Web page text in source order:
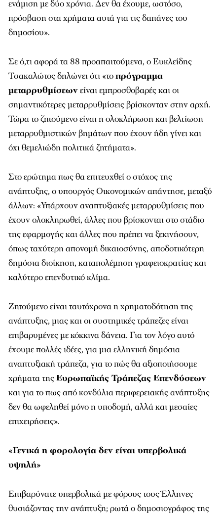
ενάμιση με δύο χρόνια. Δεν θα έχουμε, ωστόσο,
πρόσβαση στα χρήματα αυτά για τις δαπάνες του
δημοσίου».
Σε ό,τι αφορά τα 88 προαπαιτούμενα, ο Ευκλείδης
Τσακαλώτος δηλώνει ότι «τοπρόγραμμα
μεταρρυθμίσεωνείναι εμπροσθοβαρές και οι
σημαντικότερες μεταρρυθμίσεις βρίσκονταν στην αρχή.
Τώρα το ζητούμενο είναι η ολοκλήρωση και βελτίωση
μεταρρυθμιστικών βημάτων που έχουν ήδη γίνει και
όχι θεμελιώδη πολιτικά ζητήματα».
Στο ερώτημα πως θα επιτευχθεί ο στόχος της
ανάπτυξης, ο υπουργός Οικονομικών απάντησε, μεταξύ
άλλων: «Υπάρχουν αναπτυξιακές μεταρρυθμίσεις που
έχουν ολοκληρωθεί, άλλες που βρίσκονται στο στάδιο
της εφαρμογής και άλλες που πρέπει να ξεκινήσουν,
όπως ταχύτερη απονομή δικαιοσύνης, αποδοτικότερη
δημόσια διοίκηση, καταπολέμηση γραφειοκρατίας και
καλύτερο επενδυτικό κλίμα.
Ζητούμενο είναι ταυτόχρονα η χρηματοδότηση της
ανάπτυξης, μιας και οι συστημικές τράπεζες είναι
επιβαρυμένες με κόκκινα δάνεια. Για τον λόγο αυτό
έχουμε πολλές ιδέες, για μια ελληνική δημόσια
αναπτυξιακή τράπεζα, για το πώς θα αξιοποιήσουμε
χρήματα τηςΕυρωπαϊκής Τράπεζας Επενδύσεων
και για το πως από κονδύλια περιφερειακής ανάπτυξης
δεν θα ωφεληθεί μόνο η υποδομή, αλλά και μεσαίες
επιχειρήσεις».
«Γενικά η φορολογία δεν είναι υπερβολικά
υψηλή»
Επιβαρύνατε υπερβολικά με φόρους τους Έλληνες
θυσιάζοντας την ανάπτυξη; ρωτά ο δημοσιογράφος της